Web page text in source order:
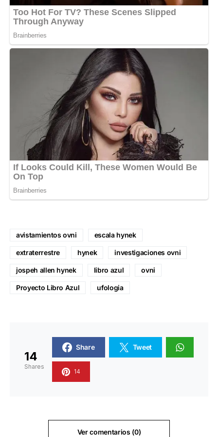
avistamientos ovni escala hynek
extraterrestre hynek investigaciones ovni
jospeh allen hynek libro azul ovni
Proyecto Libro Azul ufologia
14
Shares
Share Tweet
14
Ver comentarios (0)